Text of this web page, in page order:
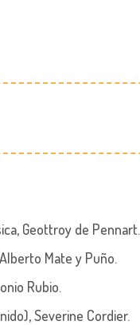
Geottroy de Pennart.
Mate y Puño.
Rubio.
Severine Cordier.